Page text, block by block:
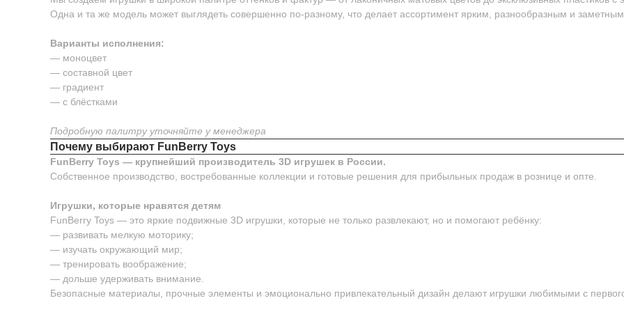
Одна и та же модель может выглядеть совершенно по-разному, что делает ассортимент ярким, разнообразным и заметным
Варианты исполнения:
— моноцвет
— составной цвет
— градиент
— с блёстками
Подробную палитру уточняйте у менеджера
Почему выбирают FunBerry Toys
FunBerry Toys — крупнейший производитель 3D игрушек в России.
Собственное производство, востребованные коллекции и готовые решения для прибыльных продаж в рознице и опте.
Игрушки, которые нравятся детям
FunBerry Toys — это яркие подвижные 3D игрушки, которые не только развлекают, но и помогают ребёнку:
— развивать мелкую моторику;
— изучать окружающий мир;
— тренировать воображение;
— дольше удерживать внимание.
Безопасные материалы, прочные элементы и эмоционально привлекательный дизайн делают игрушки любимыми с первого